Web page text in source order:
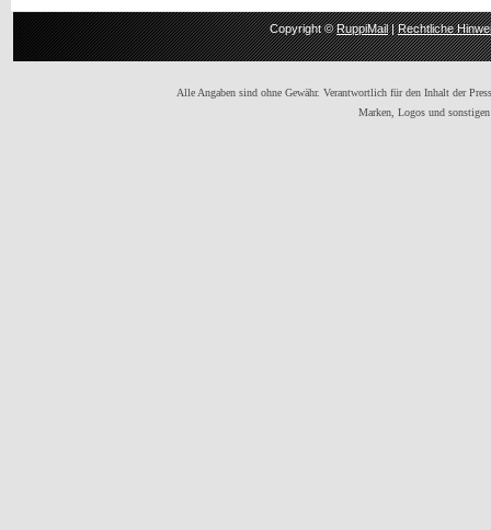
Copyright ©RuppiMail|Rechtliche
Alle Angaben sind ohne Gewähr. Verantwortlich für den Inhalt der
Marken, Logos und